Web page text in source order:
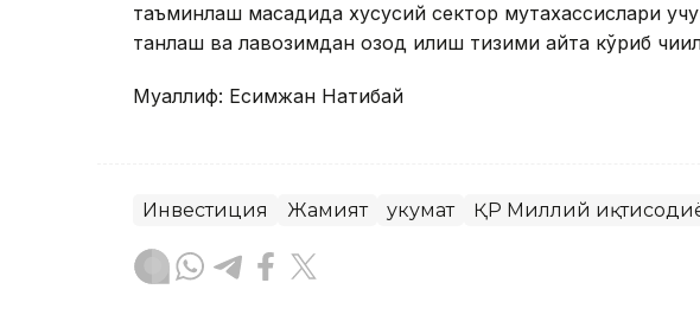
таъминлаш мақсадида хусусий сектор мутахассислари
танлаш ва лавозимдан озод қилиш тизими қайта кўриб
Муаллиф: Есимжан Нақтибай
Инвестиция Жамият Ҳукумат ҚР Миллий